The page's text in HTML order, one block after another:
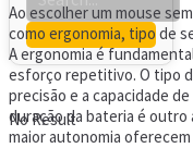
No Result
Ao escolher um mouse
como ergonomia, tipo de
A ergonomia é
esforço repetitivo. O tipo
precisão e a capacidade
duração da bateria é outro
maior autonomia